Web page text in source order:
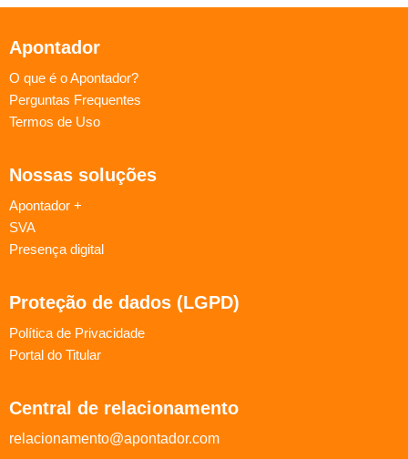
Apontador
O que é o Apontador?
Perguntas Frequentes
Termos de Uso
Nossas soluções
Apontador +
SVA
Presença digital
Proteção de dados (LGPD)
Política de Privacidade
Portal do Titular
Central de relacionamento
relacionamento@apontador.com